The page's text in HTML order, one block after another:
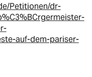
Petitionen/dr-
auf-dem-pariser-